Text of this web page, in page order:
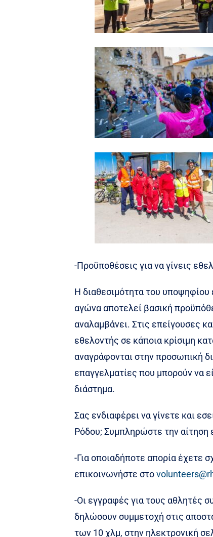
-Προϋποθέσεις για να γίνεις
Η διαθεσιμότητα του υποψηφίου
αγώνα αποτελεί βασική
αναλαμβάνει. Στις επείγουσες
εθελοντής σε κάποια κρίσιμη
αναγράφονται στην προσωπική
επαγγελματίες που μπορούν να
διάστημα.
Σας ενδιαφέρει να γίνετε και
Ρόδου; Συμπληρώστε την αίτηση
-Για οποιαδήποτε απορία έχετε
επικοινωνήστε στο
-Οι εγγραφές για τους αθλητές
δηλώσουν συμμετοχή στις
των 10 χλμ, στην ηλεκτρονική